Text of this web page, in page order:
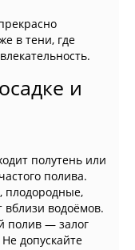
в тени, где
и
полутень или
полива.
плодородные,
водоёмов.
полив — залог
допускайте